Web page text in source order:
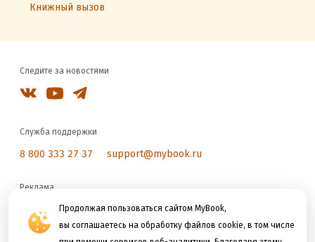
Продолжая пользоваться сайтом MyBook,
вы соглашаетесь на обработку файлов cookie, в том числе
Книжный вызов
Следите за новостями
Служба поддержки
8 800 333 27 37 support@mybook.ru
Реклама
reklama@litres.ru